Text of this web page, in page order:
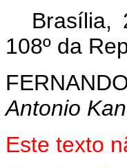
Brasília,
108º da
Antonio
Este texto